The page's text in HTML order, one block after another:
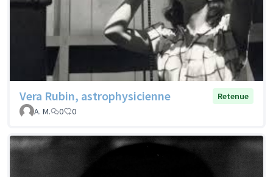
Vera Rubin, astrophysicienne
Retenue
A. M.
0 0